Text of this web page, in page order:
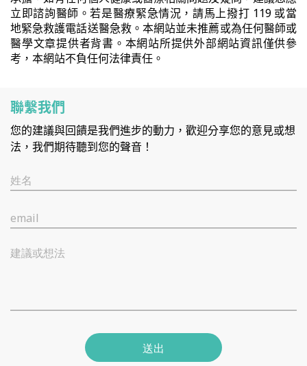
立即諮詢醫師。若是醫療緊急情況，請馬上撥打 119 或當
地緊急救護電話送醫急救。本網站並未推薦或為任何醫師或
醫學文章提供者背書。本網站所提供外部網站資訊僅供參
考，本網站不負任何法律責任。
聯繫我們
您的建議與回饋是我們進步的動力，歡迎分享您的意見或想
法，我們期待聽到您的聲音！
姓名
email
建議或想法
送出